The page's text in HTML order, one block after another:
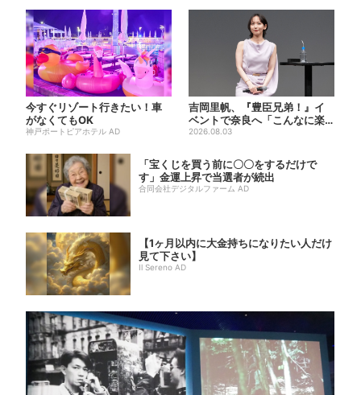
今すぐリゾート行きたい！車
がなくてもOK
神戸ポートピアホテル AD
吉岡里帆、『豊臣兄弟！』イ
ベントで奈良へ「こんなに楽
しんでもらえてうれしい」
2026.08.03
「宝くじを買う前に〇〇をするだけで
す」金運上昇で当選者が続出
合同会社デジタルファーム AD
【1ヶ月以内に大金持ちになりたい人だけ
見て下さい】
Il Sereno AD